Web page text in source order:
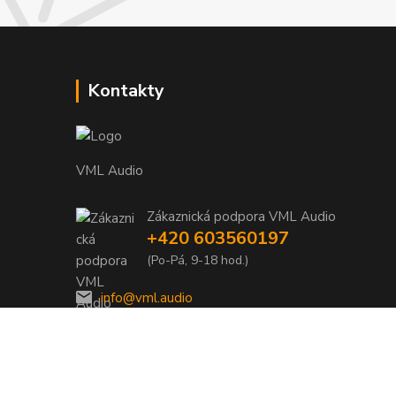
Kontakty
VML Audio
Zákaznická podpora VML Audio
+420 603560197
(Po-Pá, 9-18 hod.)
info@vml.audio